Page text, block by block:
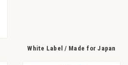
White Label / Made for Japan